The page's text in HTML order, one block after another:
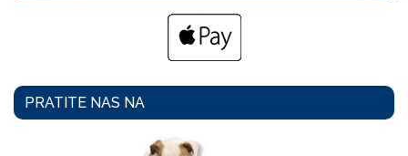
PRATITE NAS NA